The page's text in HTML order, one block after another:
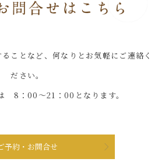
ことなど、何なりとお気軽にご連絡く
ださい。
8：00～21：00となります。
予約・お問合せ